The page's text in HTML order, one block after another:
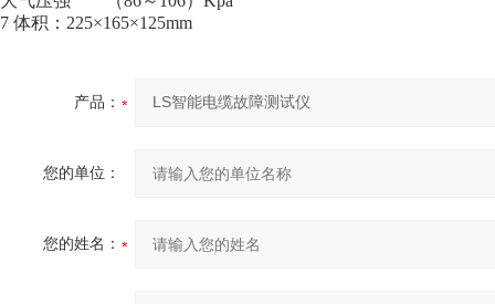
7 体积：225×165×125mm
产品：
您的单位：
您的姓名：